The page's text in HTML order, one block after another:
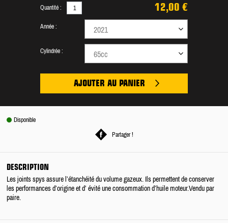
12,00 €
Quantité :
Année : 2021
Cylindrée : 65cc
AJOUTER AU PANIER
Disponible
Partager !
DESCRIPTION
Les joints spys assure l’étanchéité du volume gazeux. Ils permettent de conserver
les performances d’origine et d’ évité une consommation d’huile moteur.Vendu par
paire.